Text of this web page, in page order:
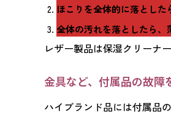
ほこりを全体的に落とし
全体の汚れを落としたら
レザー製品は保湿クリーナ
金具など、付属品の故障
ハイブランド品には付属品